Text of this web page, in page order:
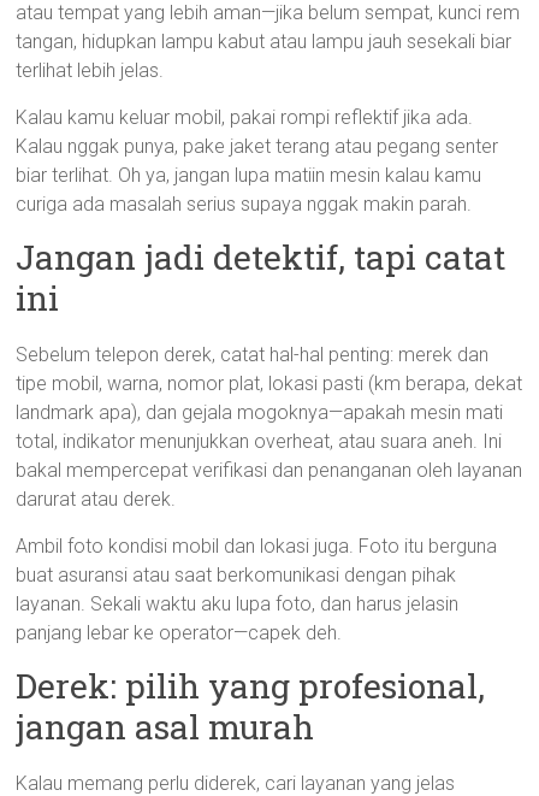
atau tempat yang lebih aman—jika belum sempat, kunci rem
tangan, hidupkan lampu kabut atau lampu jauh sesekali biar
terlihat lebih jelas.
Kalau kamu keluar mobil, pakai rompi reflektif jika ada.
Kalau nggak punya, pake jaket terang atau pegang senter
biar terlihat. Oh ya, jangan lupa matiin mesin kalau kamu
curiga ada masalah serius supaya nggak makin parah.
Jangan jadi detektif, tapi catat
ini
Sebelum telepon derek, catat hal-hal penting: merek dan
tipe mobil, warna, nomor plat, lokasi pasti (km berapa, dekat
landmark apa), dan gejala mogoknya—apakah mesin mati
total, indikator menunjukkan overheat, atau suara aneh. Ini
bakal mempercepat verifikasi dan penanganan oleh layanan
darurat atau derek.
Ambil foto kondisi mobil dan lokasi juga. Foto itu berguna
buat asuransi atau saat berkomunikasi dengan pihak
layanan. Sekali waktu aku lupa foto, dan harus jelasin
panjang lebar ke operator—capek deh.
Derek: pilih yang profesional,
jangan asal murah
Kalau memang perlu diderek, cari layanan yang jelas